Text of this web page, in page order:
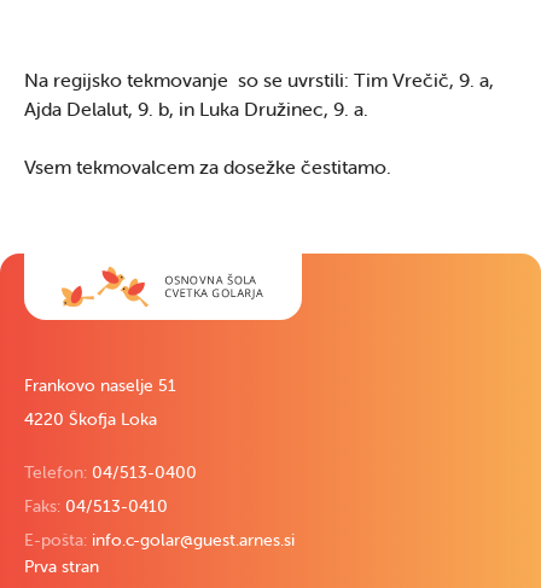
Na regijsko tekmovanje so se uvrstili: Tim Vrečič, 9. a,
Ajda Delalut, 9. b, in Luka Družinec, 9. a.
Vsem tekmovalcem za dosežke čestitamo.
Frankovo naselje 51
4220 Škofja Loka
Telefon: 04/513-0400
Faks: 04/513-0410
E-pošta: info.c-golar@guest.arnes.si
Prva stran